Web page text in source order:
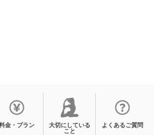
金・プラン
大切にしている
こと
よくあるご質問